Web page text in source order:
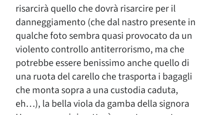
risarcirà quello che dovrà risarcire per il
danneggiamento (che dal nastro presente in
qualche foto sembra quasi provocato da un
violento controllo antiterrorismo, ma che
potrebbe essere benissimo anche quello di
una ruota del carello che trasporta i bagagli
che monta sopra a una custodia caduta,
eh…), la bella viola da gamba della signora